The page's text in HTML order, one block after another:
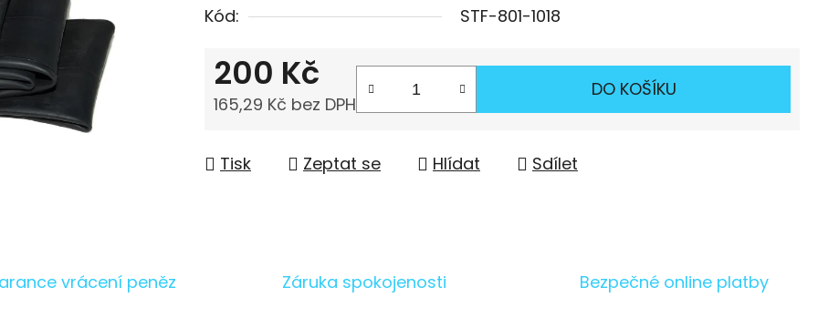
Kód:
STF-801-1018
200 Kč
165,29 Kč bez DPH
DO KOŠÍKU
Tisk Zeptat se Hlídat Sdílet
vrácení peněz Záruka spokojenosti Bezpečné online platby